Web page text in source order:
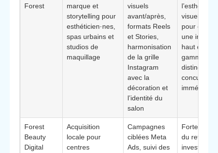
Forest
marque et
storytelling pour
esthéticien·nes,
spas urbains et
studios de
maquillage
visuels
avant/après,
formats Reels
et Stories,
harmonisation
de la grille
Instagram
avec la
décoration et
l’identité du
salon
l’esthétique
visuelle,
pour
une image
haut de
gamme et
distinguer
concurrents
immédiats
Forest
Beauty
Digital
Acquisition
locale pour
centres
Campagnes
ciblées Meta
Ads, suivi des
Forte
du retour